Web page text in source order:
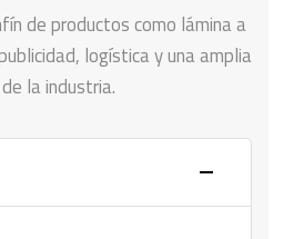
de productos como lámina a
logística y una amplia
la industria.